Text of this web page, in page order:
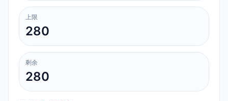
上限
280
剩余
280